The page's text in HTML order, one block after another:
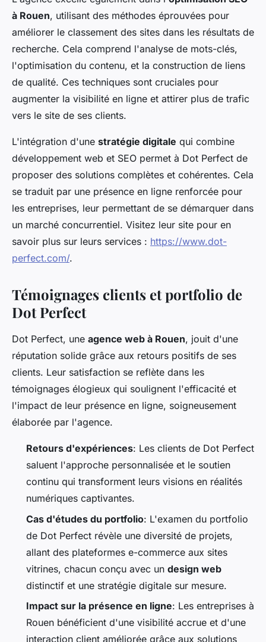
à Rouen, utilisant des méthodes éprouvées pour
améliorer le classement des sites dans les résultats de
recherche. Cela comprend l'analyse de mots-clés,
l'optimisation du contenu, et la construction de liens
de qualité. Ces techniques sont cruciales pour
augmenter la visibilité en ligne et attirer plus de trafic
vers le site de ses clients.
L'intégration d'une stratégie digitale qui combine
développement web et SEO permet à Dot Perfect de
proposer des solutions complètes et cohérentes. Cela
se traduit par une présence en ligne renforcée pour
les entreprises, leur permettant de se démarquer dans
un marché concurrentiel. Visitez leur site pour en
savoir plus sur leurs services : https://www.dot-
perfect.com/.
Témoignages clients et portfolio de
Dot Perfect
Dot Perfect, une agence web à Rouen, jouit d'une
réputation solide grâce aux retours positifs de ses
clients. Leur satisfaction se reflète dans les
témoignages élogieux qui soulignent l'efficacité et
l'impact de leur présence en ligne, soigneusement
élaborée par l'agence.
Retours d'expériences: Les clients de Dot Perfect
saluent l'approche personnalisée et le soutien
continu qui transforment leurs visions en réalités
numériques captivantes.
Cas d'études du portfolio: L'examen du portfolio
de Dot Perfect révèle une diversité de projets,
allant des plateformes e-commerce aux sites
vitrines, chacun conçu avec un design web
distinctif et une stratégie digitale sur mesure.
Impact sur la présence en ligne: Les entreprises à
Rouen bénéficient d'une visibilité accrue et d'une
interaction client améliorée grâce aux solutions